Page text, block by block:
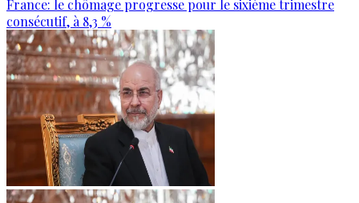
France: le chômage progresse pour le sixième trimestre
consécutif, à 8,3 %